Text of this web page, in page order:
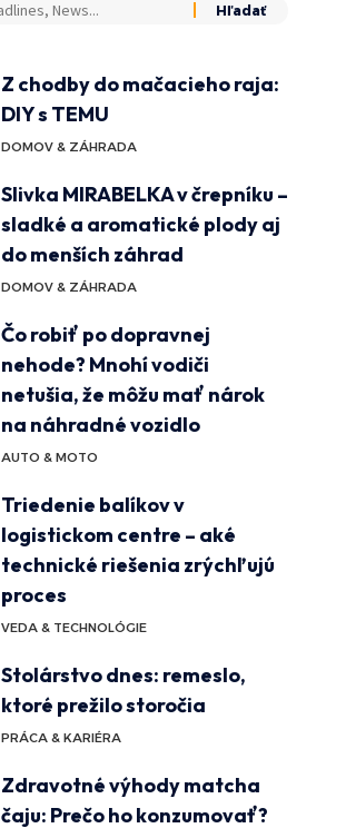
Z chodby do mačacieho raja:
DIY s TEMU
DOMOV & ZÁHRADA
Slivka MIRABELKA v črepníku –
sladké a aromatické plody aj
do menších záhrad
DOMOV & ZÁHRADA
Čo robiť po dopravnej
nehode? Mnohí vodiči
netušia, že môžu mať nárok
na náhradné vozidlo
AUTO & MOTO
Triedenie balíkov v
logistickom centre – aké
technické riešenia zrýchľujú
proces
VEDA & TECHNOLÓGIE
Stolárstvo dnes: remeslo,
ktoré prežilo storočia
PRÁCA & KARIÉRA
Zdravotné výhody matcha
čaju: Prečo ho konzumovať?